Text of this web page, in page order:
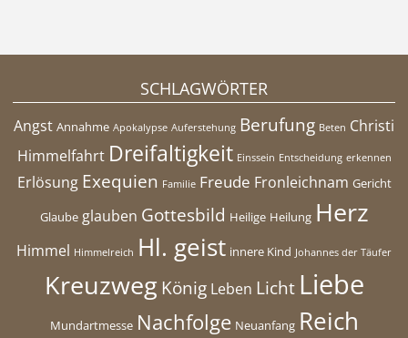
SCHLAGWÖRTER
Angst Annahme Apokalypse Auferstehung Berufung Beten Christi
Himmelfahrt Dreifaltigkeit Einssein Entscheidung erkennen
Erlösung Exequien Familie Freude Fronleichnam Gericht
Glaube glauben Gottesbild Heilige Heilung Herz
Himmel Himmelreich Hl. geist innere Kind Johannes der Täufer
Kreuzweg König Leben Licht Liebe
Mundartmesse Nachfolge Neuanfang Reich